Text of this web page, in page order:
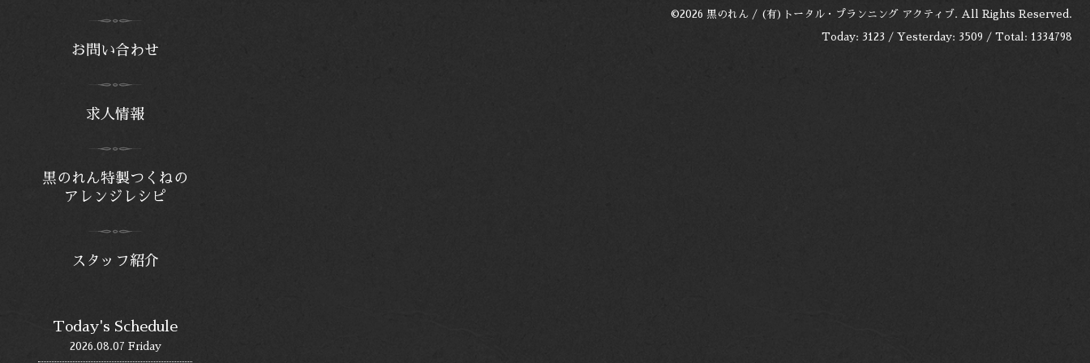
©2026 黒のれん / (有)トータル・プランニング アクティブ. All Rights Reserved.
Today: 3123 / Yesterday: 3509 / Total: 1334798
お問い合わせ
求人情報
黒のれん特製つくねの
アレンジレシピ
スタッフ紹介
Today's Schedule
2026.08.07 Friday